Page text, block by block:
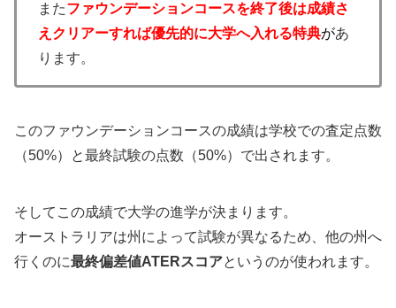
またファウンデーションコースを終了後は成績さ
えクリアーすれば優先的に大学へ入れる特典があ
ります。
このファウンデーションコースの成績は学校での査定点数
（50%）と最終試験の点数（50%）で出されます。
そしてこの成績で大学の進学が決まります。
オーストラリアは州によって試験が異なるため、他の州へ
行くのに最終偏差値ATERスコアというのが使われます。